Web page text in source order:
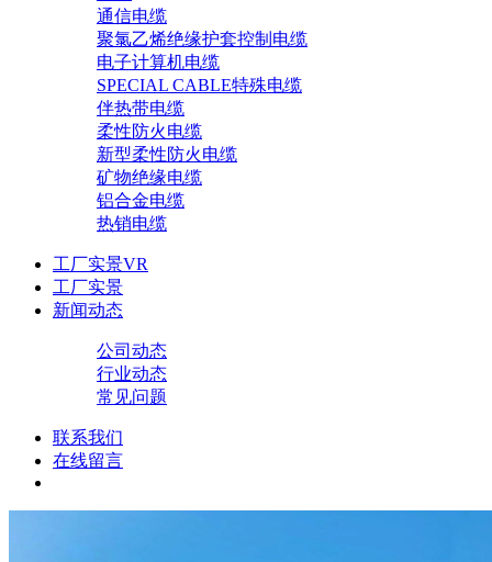
通信电缆
聚氯乙烯绝缘护套控制电缆
电子计算机电缆
SPECIAL CABLE特殊电缆
伴热带电缆
柔性防火电缆
新型柔性防火电缆
矿物绝缘电缆
铝合金电缆
热销电缆
工厂实景VR
工厂实景
新闻动态
公司动态
行业动态
常见问题
联系我们
在线留言